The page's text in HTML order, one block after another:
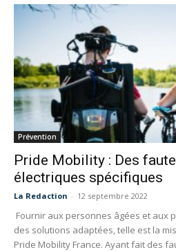
Prévention
Pride Mobility : Des
électriques spécifiques
La Redaction - 12 septembre 2022
Fournir aux personnes âgées et aux
des solutions adaptées, telle est la
Pride Mobility France. Ayant fait des